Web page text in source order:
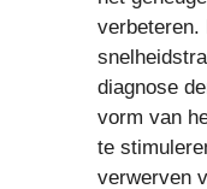
verbeteren.
diagnose
vorm van
te
verwerven